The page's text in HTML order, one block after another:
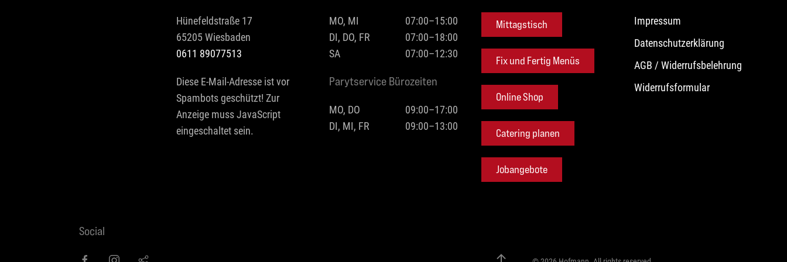
Hünefeldstraße 17
65205 Wiesbaden
0611 89077513
Diese E-Mail-Adresse ist vor
Spambots geschützt! Zur
Anzeige muss JavaScript
eingeschaltet sein.
MO, MI
07:00–15:00
DI, DO, FR
07:00–18:00
SA
07:00–12:30
Parytservice Bürozeiten
MO, DO
09:00–17:00
DI, MI, FR
09:00–13:00
Mittagstisch
Fix und Fertig Menüs
Online Shop
Catering planen
Jobangebote
Impressum
Datenschutzerklärung
AGB / Widerrufsbelehrung
Widerrufsformular
Social